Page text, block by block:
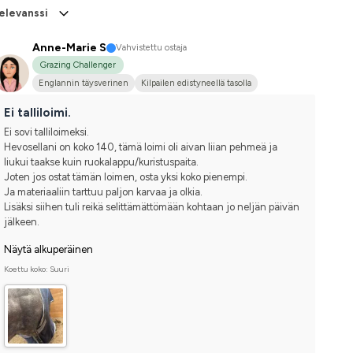
Anne-Marie S
Vahvistettu ostaja
Grazing Challenger
Englannin täysverinen
Kilpailen edistyneellä tasolla
Ei talliloimi.
Ei sovi talliloimeksi.
Hevosellani on koko 140, tämä loimi oli aivan liian pehmeä ja
liukui taakse kuin ruokalappu/kuristuspaita.
Joten jos ostat tämän loimen, osta yksi koko pienempi.
Ja materiaaliin tarttuu paljon karvaa ja olkia.
Lisäksi siihen tuli reikä selittämättömään kohtaan jo neljän päivän
jälkeen.
Näytä alkuperäinen
Koettu koko: Suuri